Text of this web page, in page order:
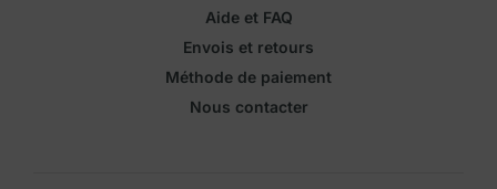
Aide et FAQ
Envois et retours
Méthode de paiement
Nous contacter